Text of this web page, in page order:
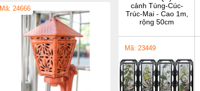
Mã: 24666
cảnh Tùng-Cúc-
Trúc-Mai - Cao 1m,
rộng 50cm
Mã: 23449